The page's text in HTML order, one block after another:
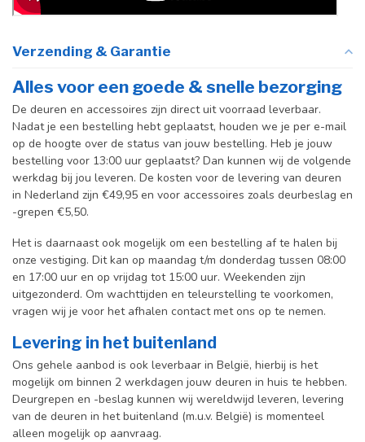
Verzending & Garantie
Alles voor een goede & snelle bezorging
De deuren en accessoires zijn direct uit voorraad leverbaar.
Nadat je een bestelling hebt geplaatst, houden we je per e-mail
op de hoogte over de status van jouw bestelling. Heb je jouw
bestelling voor 13:00 uur geplaatst? Dan kunnen wij de volgende
werkdag bij jou leveren. De kosten voor de levering van deuren
in Nederland zijn €49,95 en voor accessoires zoals deurbeslag en
-grepen €5,50.
Het is daarnaast ook mogelijk om een bestelling af te halen bij
onze vestiging. Dit kan op maandag t/m donderdag tussen 08:00
en 17:00 uur en op vrijdag tot 15:00 uur. Weekenden zijn
uitgezonderd. Om wachttijden en teleurstelling te voorkomen,
vragen wij je voor het afhalen contact met ons op te nemen.
Levering in het buitenland
Ons gehele aanbod is ook leverbaar in België, hierbij is het
mogelijk om binnen 2 werkdagen jouw deuren in huis te hebben.
Deurgrepen en -beslag kunnen wij wereldwijd leveren, levering
van de deuren in het buitenland (m.u.v. België) is momenteel
alleen mogelijk op aanvraag.